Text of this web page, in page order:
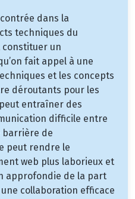
dans la
techniques du
constituer un
fait appel à une
et les concepts
déroutants pour les
entraîner des
difficile entre
barrière de
peut rendre le
web plus laborieux et
approfondie de la part
collaboration efficace